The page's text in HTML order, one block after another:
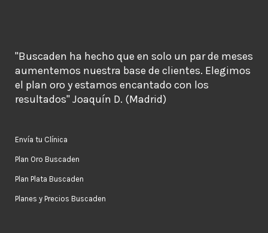
"Buscaden ha hecho que en solo un par de meses
aumentemos nuestra base de clientes. Elegimos
el plan oro y estamos encantado con los
resultados" Joaquín D. (Madrid)
Envía tu Clínica
Plan Oro Buscaden
Plan Plata Buscaden
Planes y Precios Buscaden